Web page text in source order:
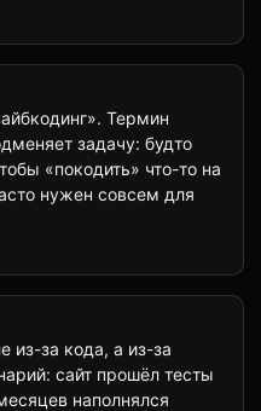
Термин
задачу: будто
«покодить» что-то на
нужен совсем для
из-за кода, а из-за
сайт прошёл тесты
наполнялся